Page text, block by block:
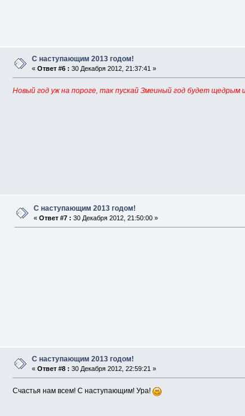
С наступающим 2013 годом!
«Ответ #6 : 30 Декабря 2012, 21:37:41 »
Новый год уж на пороге, так пускай Змеиный год будет щедрым
С наступающим 2013 годом!
«Ответ #7 : 30 Декабря 2012, 21:50:00 »
С наступающим 2013 годом!
«Ответ #8 : 30 Декабря 2012, 22:59:21 »
Счастья нам всем! С наступающим! Ура!